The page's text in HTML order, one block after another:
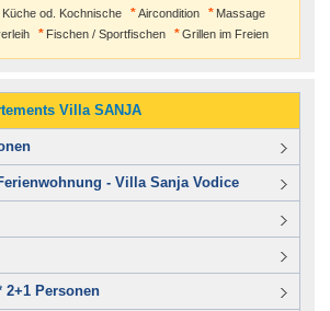
Küche od. Kochnische Aircondition
Massage
Fischen / Sportfischen Grillen im Freien
Villa SANJA
- Villa Sanja Vodice
2+1 Personen